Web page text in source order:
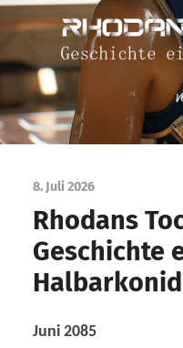
8. Juli 2026
Rhodans
Geschichte
Juni 2085